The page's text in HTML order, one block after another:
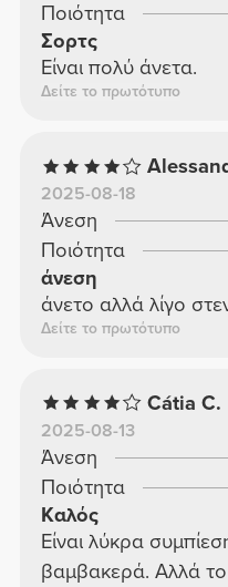
Ποιότητα
Σορτς
Είναι πολύ άνετα.
Δείτε το πρωτότυπο
2025-08-18
Άνεση
Ποιότητα
άνεση
άνετο αλλά λίγο
Δείτε το πρωτότυπο
Cátia C.
2025-08-13
Άνεση
Ποιότητα
Καλός
Είναι λύκρα
βαμβακερά. Αλλά το